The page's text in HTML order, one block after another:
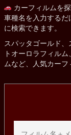
カーフィルムを
車種名を入力する
に検索できます。
スパッタゴールド
トオーロラフィル
ムなど、人気カーフ